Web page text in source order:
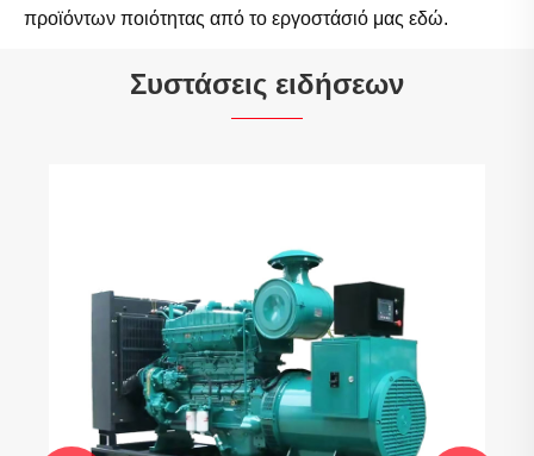
προϊόντων ποιότητας από το εργοστάσιό μας εδώ.
Συστάσεις ειδήσεων
αερίου PLC να έχει την πιο αξιόπιστη λύση
ισχύος για βιομηχανικά ενεργειακά
συστήματα
Δείτε περισσότερα >>